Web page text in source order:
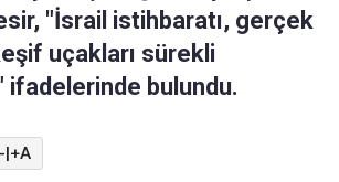
"İsrail istihbaratı, gerçek
uçakları sürekli
bulundu.
|+A